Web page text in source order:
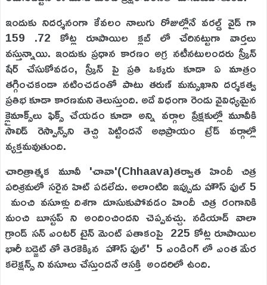
ఇందుకు నిదర్శనంగా కేవలం నాలుగు రోజుల్లోనే వరల్డ్ వైడ్ గా
159 .72 కోట్ల రూపాయిల క్లబ్ లో చేరినట్టుగా వార్తలు
వస్తున్నాయి. ఇందుకు ప్రధాన కారణం అగ్ర నటీనటులందరు స్క్రీన్
షేర్ చేసుకోవడం, స్క్రీన్ పై ప్రతి ఒక్కరు కూడా ఏ మాత్రం
తగ్గించకండా నటించడంతో పాటు తరుణ్ మన్సుఖాని దర్శకత్వ
ప్రతిభ కూడా కారణమని తెలుస్తుంది. అదే విధంగా రెండు వైవిధ్యమైన
క్లైమాక్స్‌లు ఫిక్స్ చేయడం కూడా అన్ని వర్గాల ప్రేక్షకుల్లో మూవీకి
సాలిడ్ రెస్పాన్స్‌ని తెచ్చి పెట్టిందనే అభిప్రాయం ట్రేడ్ వర్గాల్లో
వ్యక్తమవుతుంది.
చారిత్రాత్మక మూవీ 'చావా'(Chhaava)తర్వాత హిందీ చిత్ర
పరిశ్రమలో సరైన హిట్ పడలేదు. అలాంటిది ఇప్పుడు హౌస్ ఫుల్ 5
మంచి వసూళ్లు దిశగా దూసుకుపోవడం హిందీ చిత్ర రంగానికి
మంచి బూస్టప్ ని అందించిందని చెప్పవచ్చు. నడియాద్ వాలా
గ్రాండ్ సన్ ఎంటర్ టైన్ మెంట్ పతాకంపై 225 కోట్ల రూపాయిల
భారీ బడ్జెట్ తో తెరకెక్కిన హౌస్ ఫుల్' 5 ఎండింగ్ లో ఎంత మేర
కలెక్షన్స్ ని వసూలు చేస్తుందనే ఆసక్తి అందరిలో ఉంది.